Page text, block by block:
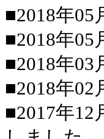
■2018年
■2018年
■2018年
■2018年
■2017年